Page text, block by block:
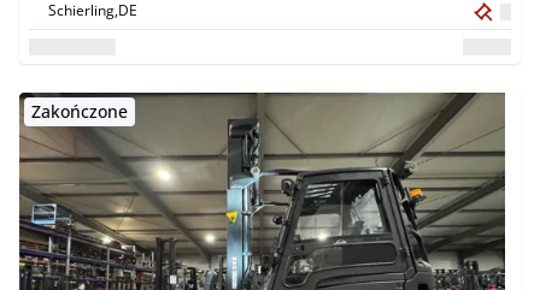
Schierling,DE
Zakończone